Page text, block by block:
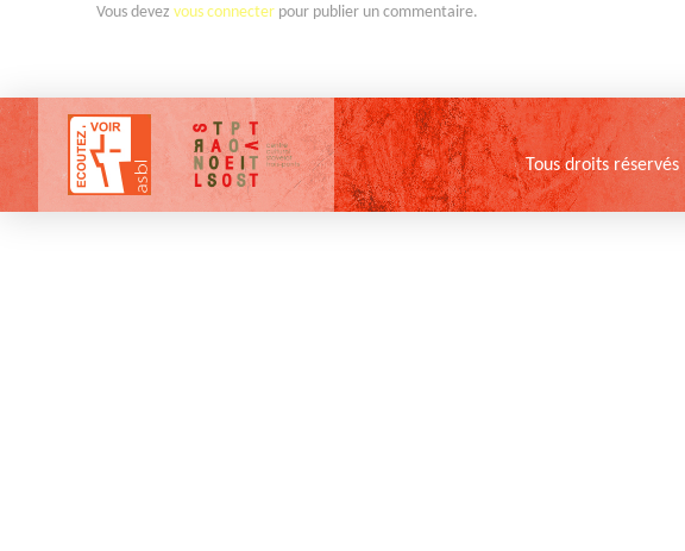
Vous devez vous connecterpour publier un commentaire.
Tous droits réservés |